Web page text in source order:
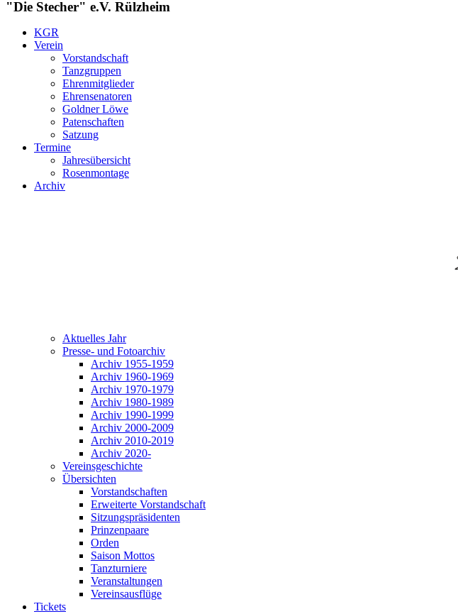
"Die Stecher" e.V. Rülzheim
KGR
Verein
Vorstandschaft
Tanzgruppen
Ehrenmitglieder
Ehrensenatoren
Goldner Löwe
Patenschaften
Satzung
Termine
Jahresübersicht
Rosenmontage
Archiv
Aktuelles Jahr
Presse- und Fotoarchiv
Archiv 1955-1959
Archiv 1960-1969
Archiv 1970-1979
Archiv 1980-1989
Archiv 1990-1999
Archiv 2000-2009
Archiv 2010-2019
Archiv 2020-
Vereinsgeschichte
Übersichten
Vorstandschaften
Erweiterte Vorstandschaft
Sitzungspräsidenten
Prinzenpaare
Orden
Saison Mottos
Tanzturniere
Veranstaltungen
Vereinsausflüge
Tickets